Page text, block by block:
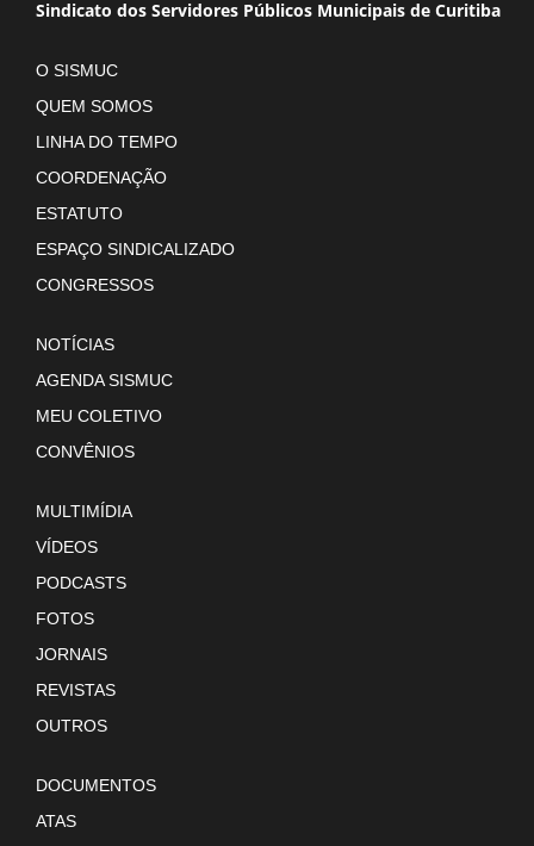
Sindicato dos Servidores Públicos Municipais de Curitiba
O SISMUC
QUEM SOMOS
LINHA DO TEMPO
COORDENAÇÃO
ESTATUTO
ESPAÇO SINDICALIZADO
CONGRESSOS
NOTÍCIAS
AGENDA SISMUC
MEU COLETIVO
CONVÊNIOS
MULTIMÍDIA
VÍDEOS
PODCASTS
FOTOS
JORNAIS
REVISTAS
OUTROS
DOCUMENTOS
ATAS